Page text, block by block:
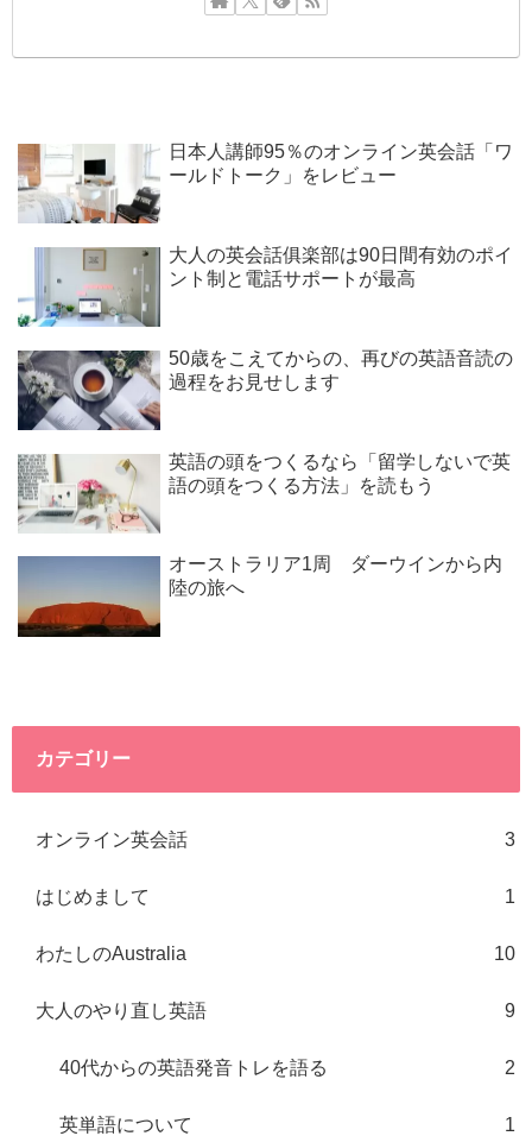
日本人講師95％のオンライン英会話「ワ
ールドトーク」をレビュー
大人の英会話俱楽部は90日間有効のポイ
ント制と電話サポートが最高
50歳をこえてからの、再びの英語音読の
過程をお見せします
英語の頭をつくるなら「留学しないで英
語の頭をつくる方法」を読もう
オーストラリア1周 ダーウインから内
陸の旅へ
カテゴリー
オンライン英会話 3
はじめまして 1
わたしのAustralia 10
大人のやり直し英語 9
40代からの英語発音トレを語る 2
英単語について 1